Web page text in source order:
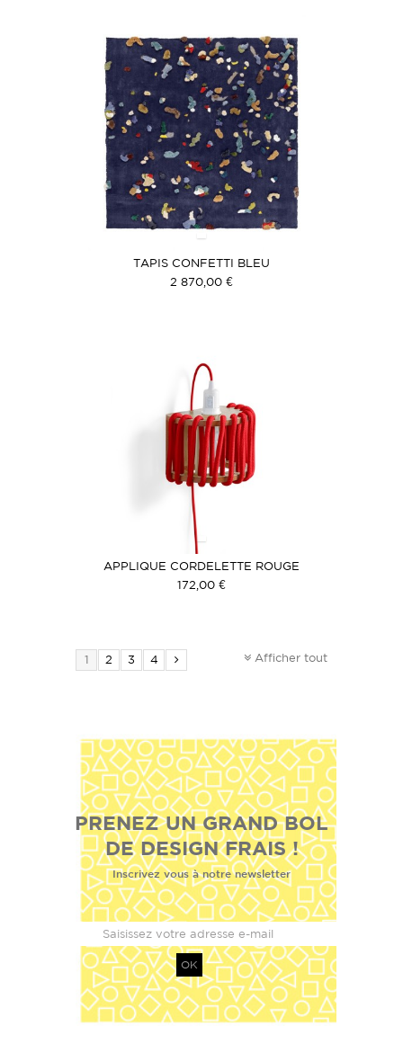
TAPIS CONFETTI BLEU
2 870,00 €
APPLIQUE CORDELETTE ROUGE
172,00 €
Afficher tout
1 2 3 4
PRENEZ UN GRAND BOL
DE DESIGN FRAIS !
Inscrivez vous à notre newsletter
OK